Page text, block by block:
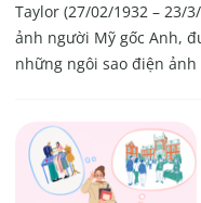
Taylor (27/02/1932 – 23/
ảnh người Mỹ gốc Anh,
những ngôi sao điện ảnh